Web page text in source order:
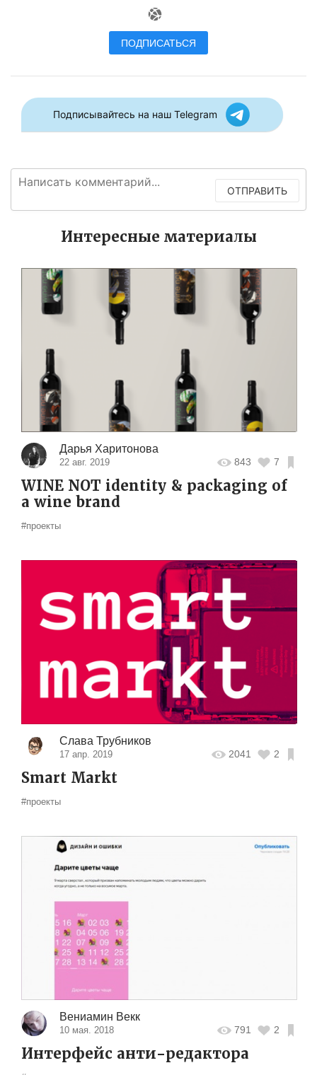
ПОДПИСАТЬСЯ
Подписывайтесь на наш Telegram
ОТПРАВИТЬ
Интересные материалы
Дарья Харитонова
22 авг. 2019 843 7
WINE NOT identity & packaging of
a wine brand
#проекты
Слава Трубников
17 апр. 2019 2041 2
Smart Markt
#проекты
Вениамин Векк
10 мая. 2018 791 2
Интерфейс анти-редактора